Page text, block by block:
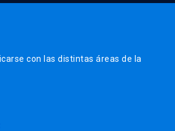
con las distintas áreas de la